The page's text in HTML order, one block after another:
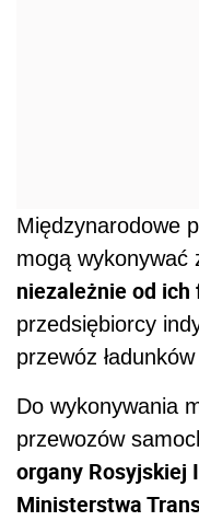
Międzynarodowe
mogą wykonywać
niezależnie od
przedsiębiorcy
przewóz
Do wykonywania
przewozów
organy Rosyjskiej
Ministerstwa